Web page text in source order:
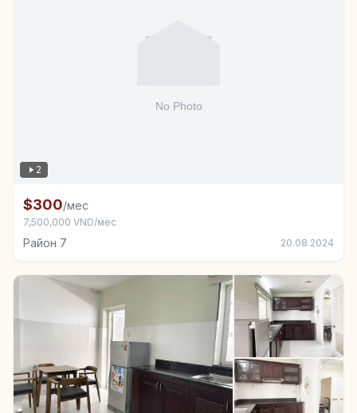
2
Комната в аренду в Район 7
$300/мес
7,500,000 VND/мес
Район 7 20.08.2024